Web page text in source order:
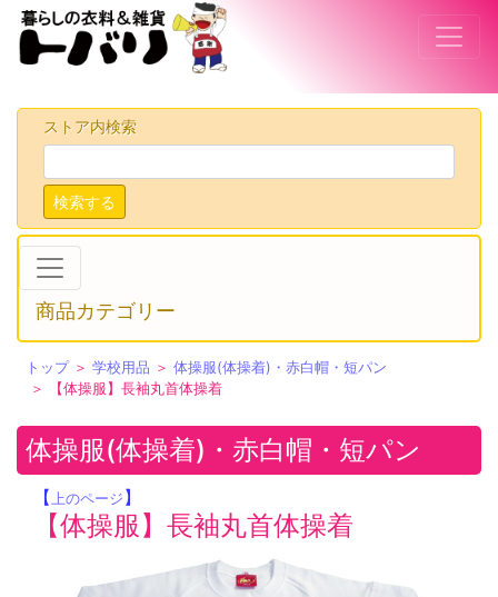
ストア内検索
検索する
商品カテゴリー
トップ＞ 学校用品 ＞ 体操服(体操着)・赤白帽・短パン
＞ 【体操服】長袖丸首体操着
体操服(体操着)・赤白帽・短パン
【 上のページ】
【体操服】長袖丸首体操着